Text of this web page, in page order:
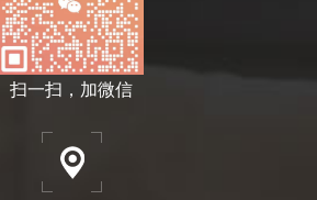
扫一扫，加微信